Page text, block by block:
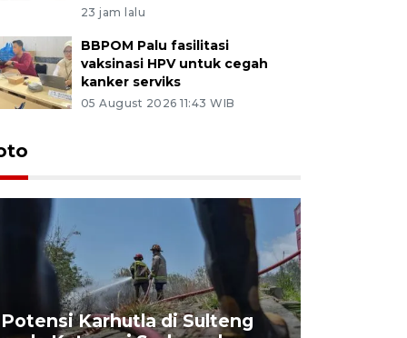
23 jam lalu
BBPOM Palu fasilitasi
vaksinasi HPV untuk cegah
kanker serviks
05 August 2026 11:43 WIB
Potensi Karhutla di Sulteng